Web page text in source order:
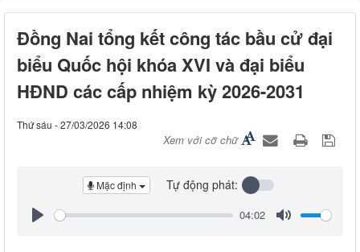
Đồng Nai tổng kết công tác bầu cử đại
biểu Quốc hội khóa XVI và đại biểu
HĐND các cấp nhiệm kỳ 2026-2031
Thứ sáu - 27/03/2026 14:08
Xem với cỡ chữ
04:02
Mặc định Tự động phát: